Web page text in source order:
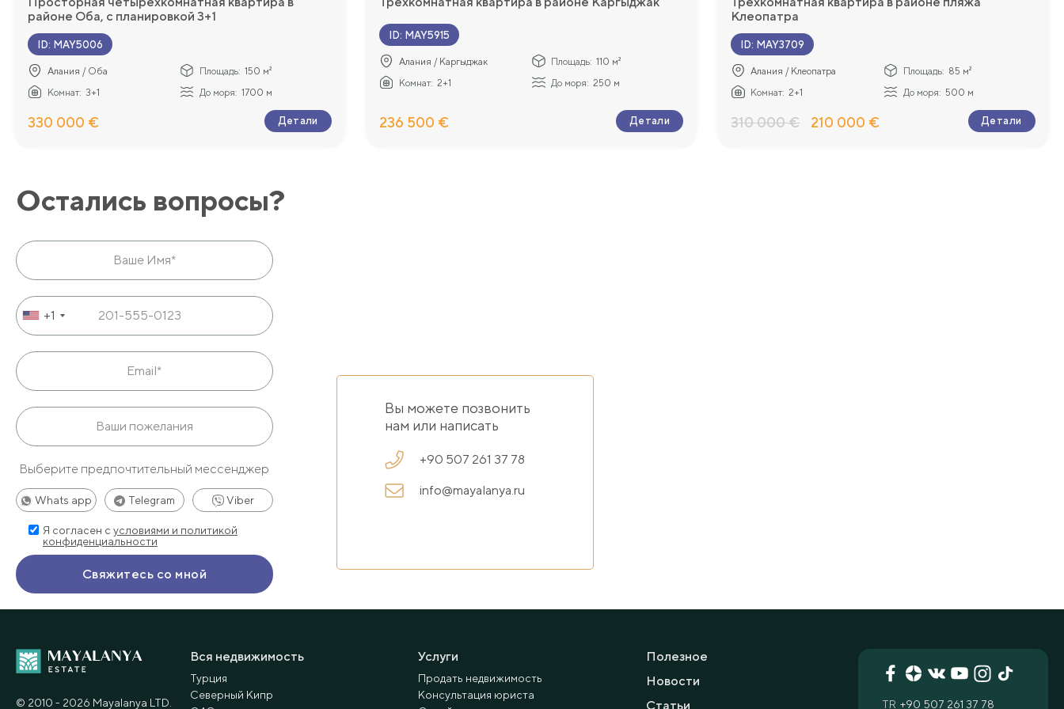
районе Оба, с планировкой 3+1
ID: MAY5006
Алания / Оба Площадь: 150 м²
Комнат: 3+1 До моря: 1700 м
330 000 € Детали
ID: MAY5915
Алания / Каргыджак Площадь: 110 м²
Комнат: 2+1 До моря: 250 м
236 500 € Детали
Клеопатра
ID: MAY3709
Алания / Клеопатра Площадь: 85 м²
Комнат: 2+1 До моря: 500 м
310 000 € 210 000 € Детали
Остались вопросы?
+1
Выберите предпочтительный мессенджер
Whats app Telegram Viber
Я согласен с условиями и политикой
конфиденциальности
Вы можете позвонить
нам или написать
+90 507 261 37 78
info@mayalanya.ru
Вся недвижимость
Турция
Северный Кипр
Услуги
Продать недвижимость
Консультация юриста
Полезное
Новости
Статьи
TR +90 507 261 37 78
© 2010 - 2026 Мayalanya LTD.